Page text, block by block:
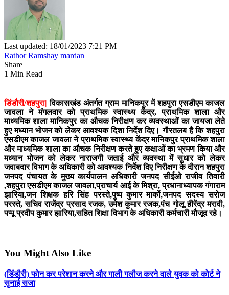
Last updated: 18/01/2023 7:21 PM
Rathor Ramshay mardan
Share
1 Min Read
डिंडौरी/शहपुरा| विकासखंड अंतर्गत ग्राम मानिकपुर में शहपुरा एसडीएम काजल
जावला ने मंगलवार को प्राथमिक स्वास्थ्य केंद्र, प्राथमिक शाला और
माध्यमिक शाला मानिकपुर का औचक निरीक्षण कर व्यवस्थाओं का जायजा लेते
हुए मध्यान भोजन को लेकर आवश्यक दिशा निर्देश दिए। गौरतलब है कि शहपुरा
एसडीएम काजल जावला ने प्राथमिक स्वास्थ्य केंद्र मानिकपुर प्राथमिक शाला
और माध्यमिक शाला का औचक निरीक्षण करते हुए कक्षाओं का भ्रमण किया और
मध्यान भोजन को लेकर नाराजगी जताई और व्यवस्था में सुधार को लेकर
जवाबदार विभाग के अधिकारी को आवश्यक निर्देश दिए निरीक्षण के दौरान शहपुरा
जनपद पंचायत के मुख्य कार्यपालन अधिकारी जनपद सीईओ राजीव तिवारी
,शहपुरा एसडीएम काजल जावला,प्राचार्य आई के मिश्रा, प्रधानाध्यापक गंगाराम
झारिया,जन शिक्षक हरि सिंह परस्ते,पुष्प कुमार मार्को,जनपद सदस्य सरोज
परस्ते, सचिव राजेंद्र प्रसाद रजक, उमेश कुमार रजक,पंच गोलू हीरेंद्र मरावी,
पप्पू प्रदीप कुमार झारिया,सहित शिक्षा विभाग के अधिकारी कर्मचारी मौजूद रहे।
You Might Also Like
(डिंडौरी) फोन कर परेशान करने और गाली गलौज करने वाले युवक को कोर्ट ने
सुनाई सजा